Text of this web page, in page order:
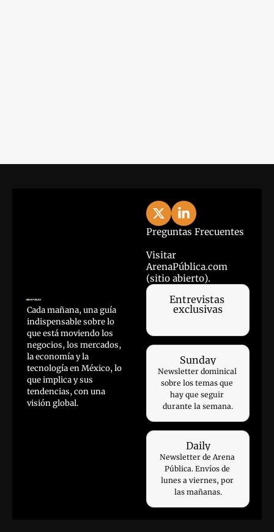
Cada mañana, una guía
indispensable sobre lo
que está moviendo los
negocios, los mercados,
la economía y la
tecnología en México, lo
que implica y sus
tendencias, con una
visión global.
Preguntas Frecuentes
Visitar
ArenaPública.com
(sitio abierto).
Entrevistas
exclusivas
Sunday
Newsletter dominical
sobre los temas que
hay que seguir
durante la semana.
Daily
Newsletter de Arena
Pública. Envíos de
lunes a viernes, por
las mañanas.